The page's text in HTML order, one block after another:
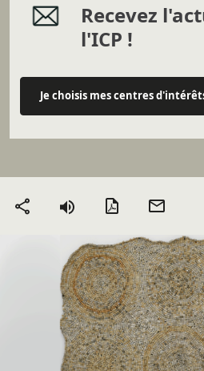
Recevez
l'ICP !
Je choisis mes centres
Partager Version PDF